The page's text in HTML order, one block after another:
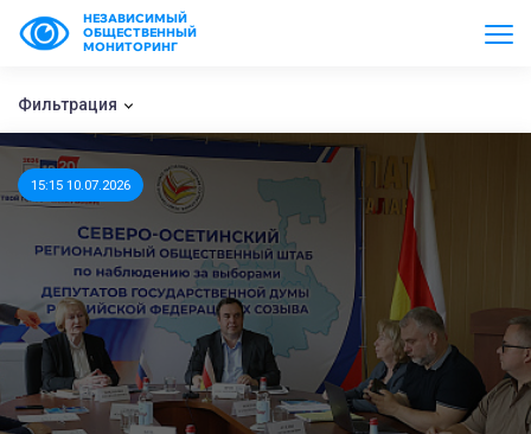
НЕЗАВИСИМЫЙ
ОБЩЕСТВЕННЫЙ
МОНИТОРИНГ
Фильтрация
15:15 10.07.2026